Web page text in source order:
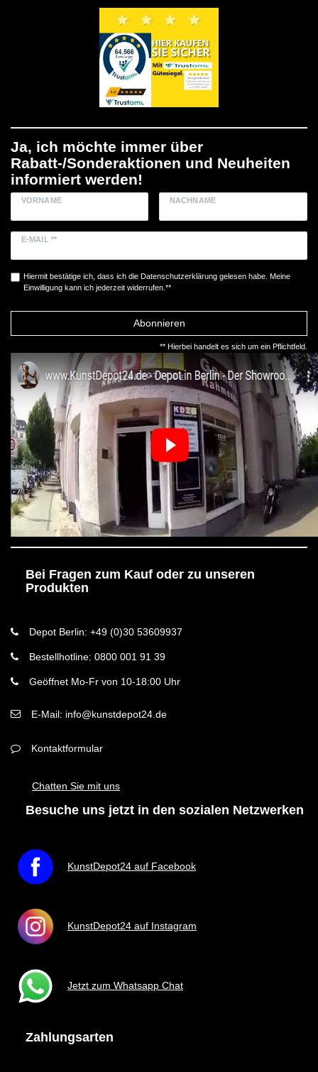
Ja, ich möchte immer über
Rabatt-/Sonderaktionen und Neuheiten
informiert werden!
VORNAME NACHNAME
E-MAIL **
Hiermit bestätige ich, dass ich die Daten­schutz­erklärunggelesen habe. Meine
Einwilligung kann ich jederzeit widerrufen.**
Abonnieren
** Hierbei handelt es sich um ein Pflichtfeld.
Bei Fragen zum Kauf oder zu unseren
Produkten
Depot Berlin: +49 (0)30 53609937
Bestellhotline: 0800 001 91 39
Geöffnet Mo-Fr von 10-18:00 Uhr
E-Mail: info@kunstdepot24.de
Kontaktformular
Chatten Sie mit uns
Besuche uns jetzt in den sozialen Netzwerken
KunstDepot24 auf Facebook
KunstDepot24 auf Instagram
Jetzt zum Whatsapp Chat
Zahlungsarten